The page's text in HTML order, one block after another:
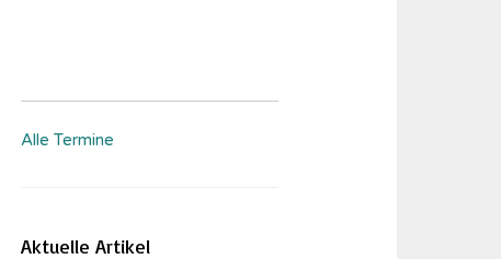
Alle Termine
Aktuelle Artikel